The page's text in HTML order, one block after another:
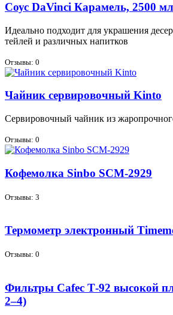
Соус DaVinci Карамель, 2500 мл
Иде­аль­но под­хо­дит для укра­ше­ния
тей­лей и раз­лич­ных на­пит­ков
Отзывы: 0
Чайник сервировочный Kinto
Сер­ви­ро­воч­ный чай­ник из
Отзывы: 0
Кофемолка Sinbo SCM-2929
Отзывы: 3
Термометр электронный
Отзывы: 0
Фильтры Cafec Т-92 высокой
2–4)